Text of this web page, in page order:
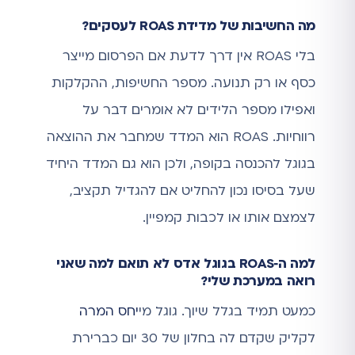
מה החשיבות של מדידת ROAS לעסקים?
בלי ROAS אין דרך לדעת אם הפרסום מייצר
כסף או רק תנועה. מספר החשיפות, ההקלקות
ואפילו מספר הלידים לא אומרים דבר על
רווחיות. ROAS הוא המדד שמחבר את ההוצאה
בגוגל להכנסה בקופה, ולכן הוא גם המדד היחיד
שעל בסיסו נכון להחליט אם להגדיל תקציב,
לצמצם אותו או לכבות קמפיין.
למה ה‑ROAS בגוגל אדס לא תואם למה שאני
רואה במערכת שלי?
כמעט תמיד בגלל שיוך. גוגל מייחס המרה
לקליק שקדם לה בחלון של 30 יום כברירת